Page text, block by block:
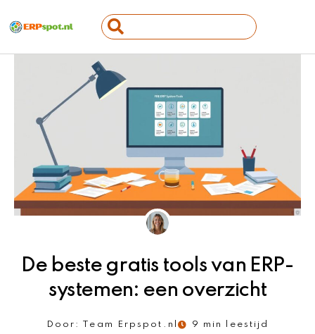
naar
inhoud
Search
...
De beste gratis tools van ERP-
systemen: een overzicht
Door: Team Erpspot.nl
9 min leestijd